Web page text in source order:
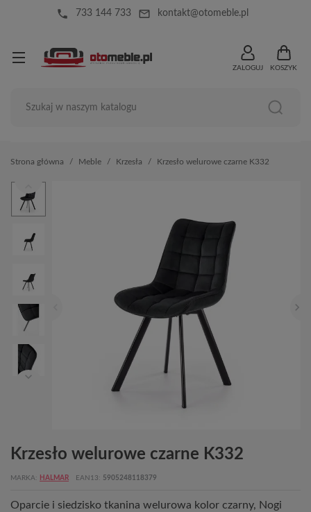
local_phone 733 144 733 mail_outline kontakt@otomeble.pl
ZALOGUJ KOSZYK
Strona główna Meble Krzesła Krzesło welurowe czarne K332
Krzesło welurowe czarne K332
MARKA HALMAR EAN13 5905248118379
Oparcie i siedzisko tkanina welurowa kolor czarny, Nogi